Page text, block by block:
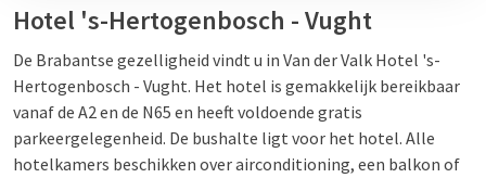
Hotel 's-Hertogenbosch - Vught
De Brabantse gezelligheid vindt u in Van der Valk Hotel 's-
Hertogenbosch - Vught. Het hotel is gemakkelijk bereikbaar
vanaf de A2 en de N65 en heeft voldoende gratis
parkeergelegenheid. De bushalte ligt voor het hotel. Alle
hotelkamers beschikken over airconditioning, een balkon of